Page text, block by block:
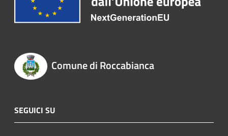
Comune di Roccabianca
SEGUICI SU